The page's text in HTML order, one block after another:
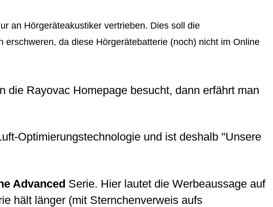
an Hörgeräteakustiker vertrieben. Dies soll die
erschweren, da diese Hörgerätebatterie (noch) nicht im Online
Rayovac Homepage besucht, dann erfährt man
Optimierungstechnologie und ist deshalb "Unsere
Advanced Serie. Hier lautet die Werbeaussage auf
hält länger (mit Sternchenverweis aufs